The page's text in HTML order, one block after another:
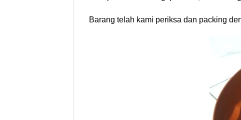
Barang telah kami periksa dan packing